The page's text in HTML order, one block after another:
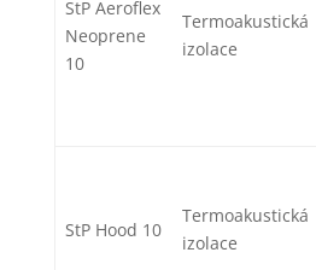
StP Aeroflex
Neoprene
10
Termoakustická
izolace
StP Hood 10
Termoakustická
izolace